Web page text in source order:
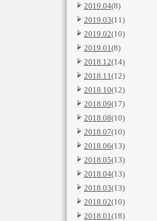
2019.04(8)
2019.03(11)
2019.02(10)
2019.01(8)
2018.12(14)
2018.11(12)
2018.10(12)
2018.09(17)
2018.08(10)
2018.07(10)
2018.06(13)
2018.05(13)
2018.04(13)
2018.03(13)
2018.02(10)
2018.01(18)